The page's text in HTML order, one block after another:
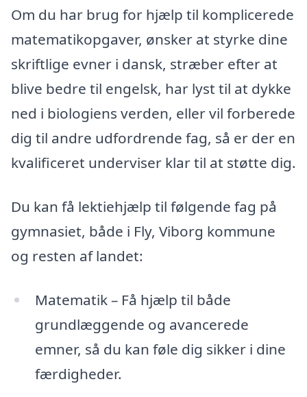
Om du har brug for hjælp til komplicerede
matematikopgaver, ønsker at styrke dine
skriftlige evner i dansk, stræber efter at
blive bedre til engelsk, har lyst til at dykke
ned i biologiens verden, eller vil forberede
dig til andre udfordrende fag, så er der en
kvalificeret underviser klar til at støtte dig.
Du kan få lektiehjælp til følgende fag på
gymnasiet, både i Fly, Viborg kommune
og resten af landet:
Matematik – Få hjælp til både
grundlæggende og avancerede
emner, så du kan føle dig sikker i dine
færdigheder.